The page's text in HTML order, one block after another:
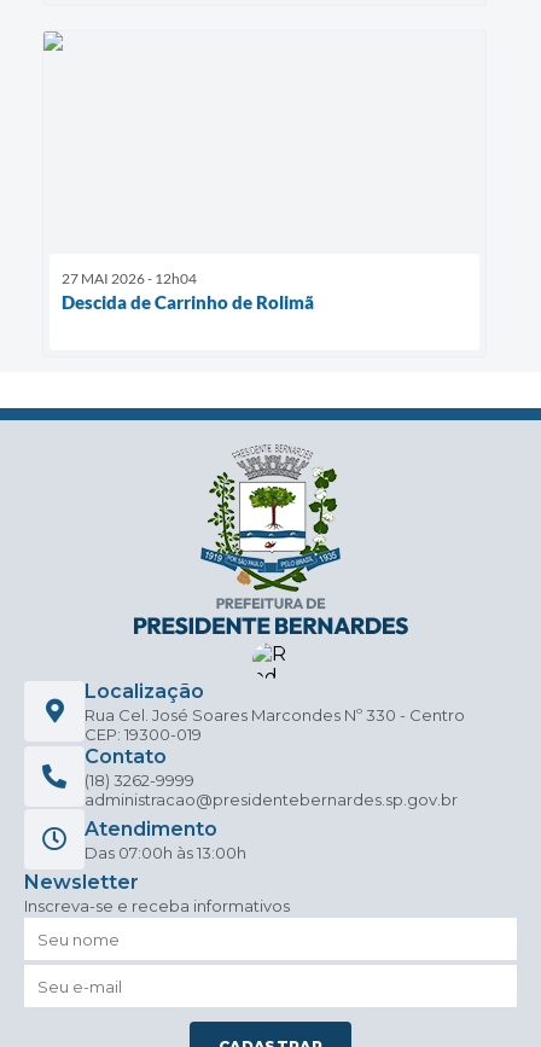
27 MAI 2026 - 12h04
Descida de Carrinho de Rolimã
Localização
Rua Cel. José Soares Marcondes Nº 330 - Centro
CEP: 19300-019
Contato
(18) 3262-9999
administracao@presidentebernardes.sp.gov.br
Atendimento
Das 07:00h às 13:00h
Newsletter
Inscreva-se e receba informativos